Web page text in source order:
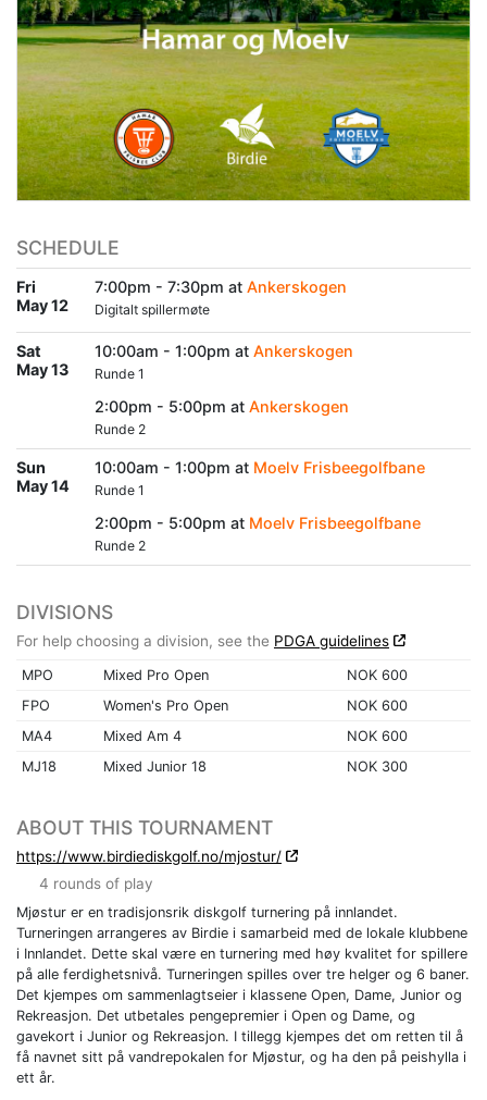
SCHEDULE
Fri
May 12
7:00pm - 7:30pm at Ankerskogen
Digitalt spillermøte
Sat
May 13
10:00am - 1:00pm at Ankerskogen
Runde 1
2:00pm - 5:00pm at Ankerskogen
Runde 2
Sun
May 14
10:00am - 1:00pm at Moelv Frisbeegolfbane
Runde 1
2:00pm - 5:00pm at Moelv Frisbeegolfbane
Runde 2
DIVISIONS
For help choosing a division, see the PDGA guidelines
MPO Mixed Pro Open
NOK 600
FPO
Women's Pro Open
NOK 600
MA4
Mixed Am 4
NOK 600
MJ18
Mixed Junior 18 NOK 300
ABOUT THIS TOURNAMENT
https://www.birdiediskgolf.no/mjostur/
4 rounds of play
Mjøstur er en tradisjonsrik diskgolf turnering på innlandet.
Turneringen arrangeres av Birdie i samarbeid med de lokale klubbene
i Innlandet. Dette skal være en turnering med høy kvalitet for spillere
på alle ferdighetsnivå. Turneringen spilles over tre helger og 6 baner.
Det kjempes om sammenlagtseier i klassene Open, Dame, Junior og
Rekreasjon. Det utbetales pengepremier i Open og Dame, og
gavekort i Junior og Rekreasjon. I tillegg kjempes det om retten til å
få navnet sitt på vandrepokalen for Mjøstur, og ha den på peishylla i
ett år.